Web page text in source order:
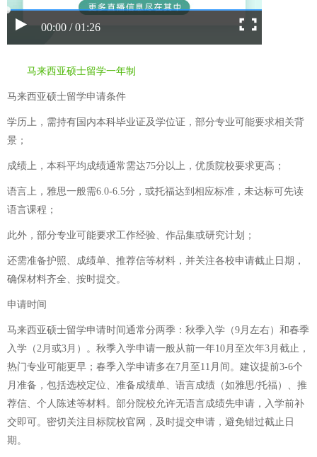
00:00 / 01:26
马来西亚硕士留学一年制
马来西亚硕士留学申请条件
学历上，需持有国内本科毕业证及学位证，部分专业可能要求相关背
景；
成绩上，本科平均成绩通常需达75分以上，优质院校要求更高；
语言上，雅思一般需6.0-6.5分，或托福达到相应标准，未达标可先读
语言课程；
此外，部分专业可能要求工作经验、作品集或研究计划；
还需准备护照、成绩单、推荐信等材料，并关注各校申请截止日期，
确保材料齐全、按时提交。
申请时间
马来西亚硕士留学申请时间通常分两季：秋季入学（9月左右）和春季
入学（2月或3月）。秋季入学申请一般从前一年10月至次年3月截止，
热门专业可能更早；春季入学申请多在7月至11月间。建议提前3-6个
月准备，包括选校定位、准备成绩单、语言成绩（如雅思/托福）、推
荐信、个人陈述等材料。部分院校允许无语言成绩先申请，入学前补
交即可。密切关注目标院校官网，及时提交申请，避免错过截止日
期。